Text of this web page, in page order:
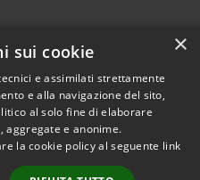
Copyright © 2021 •
Comune di Concesio •
×
sui cookie
e assimilati strettamente
e alla navigazione del sito,
al solo fine di elaborare
aggregate e anonime.
la cookie policy al seguente link